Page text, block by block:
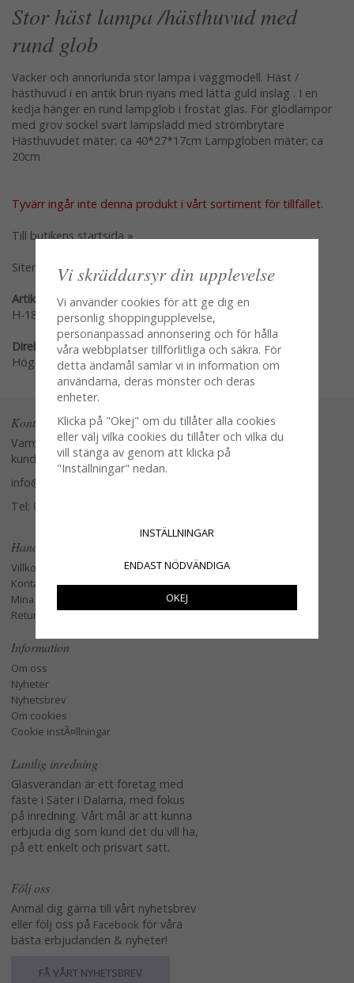
Stor häst lampa /hästhuvud med
rund glob
Vacker och annorlunda stor lampa i väggmodell. Häst /
hästhuvud i en antik brun nyans med lätta guld inslag . I en
kedja hänger en rund lampglob i frostat glas. För glödlampor
med grov sockel svart lampsladd med strömbrytare
Hästhuvudet mäter: ca 40*27*17cm Lampgloben mäter: ca
20cm
Tyvärr ingår inte denna produkt i vårt sortiment för tillfället.
Till butikens startsida »
Sitemap »
Artikelnummer:
H-180
Direktlänk:
Högerklicka och kopiera adressen
Kontakta oss
Varmt välkommen att kontakta vår
kundtjänst.
info@glasverandan.se
Tel: 079-3495968
Handla
Villkor
Kontakta oss
Mina favoriter
Retur och Reklamation
Information
Om oss
Nyheter
Nyhetsbrev
Om cookies
Cookie instÃ¤llningar
Lantlig inredning
Glasverandan är ett företag med
fäste i Säter i Dalarna, med fokus
på inredning. Vårt mål är att kunna
erbjuda dig som kund det du vill ha,
på ett enkelt och prisvärt sätt.
Följ oss
Anmäl dig gärna till vårt nyhetsbrev
eller följ oss på Facebook för våra
bästa erbjudanden & nyheter!
FÅ VÅRT NYHETSBREV
Vi skräddarsyr din upplevelse
Vi använder cookies för att ge dig en
personlig shoppingupplevelse,
personanpassad annonsering och för hålla
våra webbplatser tillförlitliga och säkra. För
detta ändamål samlar vi in information om
användarna, deras mönster och deras
enheter.
Klicka på "Okej" om du tillåter alla cookies
eller välj vilka cookies du tillåter och vilka du
vill stänga av genom att klicka på
"Inställningar" nedan.
INSTÄLLNINGAR
ENDAST NÖDVÄNDIGA
OKEJ